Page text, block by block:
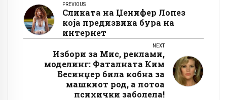
PREVIOUS
Сликата на Џенифер Лопез
која предизвика бура на
интернет
NEXT
Избори за Мис, реклами,
моделинг: Фаталната Ким
Бесинџер била кобна за
машкиот род, а потоа
психички заболела!